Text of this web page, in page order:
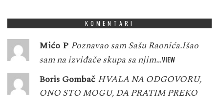
KOMENTARI
Mićo P Poznavao sam Sašu Raonića.Išao
sam na izviđače skupa sa njim…VIEW
Boris Gombač HVALA NA ODGOVORU,
ONO STO MOGU, DA PRATIM PREKO